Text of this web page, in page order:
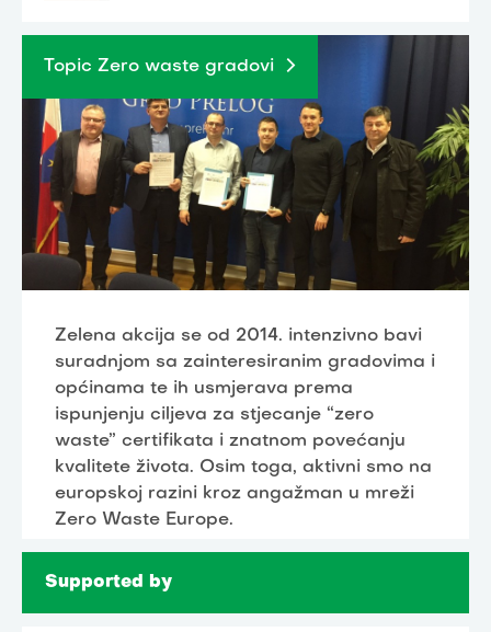
Topic Zero waste gradovi
Zelena akcija se od 2014. intenzivno bavi
suradnjom sa zainteresiranim gradovima i
općinama te ih usmjerava prema
ispunjenju ciljeva za stjecanje “zero
waste” certifikata i znatnom povećanju
kvalitete života. Osim toga, aktivni smo na
europskoj razini kroz angažman u mreži
Zero Waste Europe.
Supported by